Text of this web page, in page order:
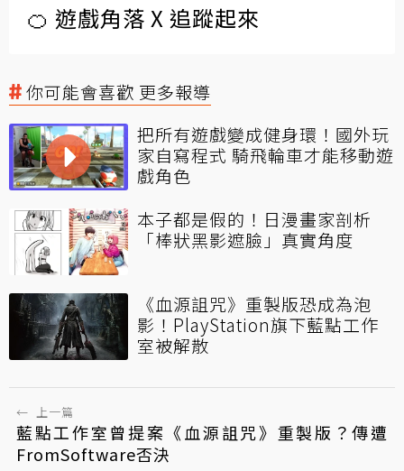
🍊 遊戲角落 X 追蹤起來
你可能會喜歡 更多報導
把所有遊戲變成健身環！國外玩
家自寫程式 騎飛輪車才能移動遊
戲角色
本子都是假的！日漫畫家剖析
「棒狀黑影遮臉」真實角度
《血源詛咒》重製版恐成為泡
影！PlayStation旗下藍點工作
室被解散
← 上一篇
藍點工作室曾提案《血源詛咒》重製版？傳遭
FromSoftware否決